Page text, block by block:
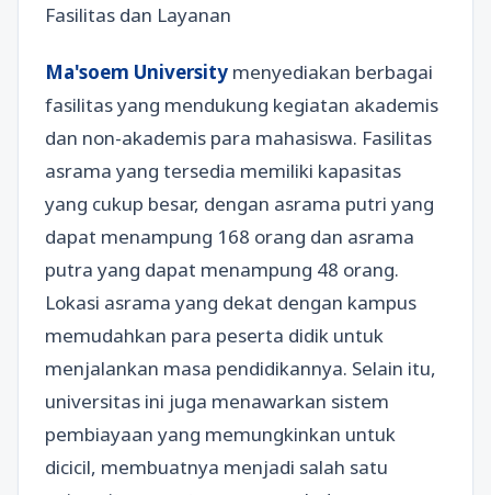
Fasilitas dan Layanan
Ma'soem University menyediakan berbagai
fasilitas yang mendukung kegiatan akademis
dan non-akademis para mahasiswa. Fasilitas
asrama yang tersedia memiliki kapasitas
yang cukup besar, dengan asrama putri yang
dapat menampung 168 orang dan asrama
putra yang dapat menampung 48 orang.
Lokasi asrama yang dekat dengan kampus
memudahkan para peserta didik untuk
menjalankan masa pendidikannya. Selain itu,
universitas ini juga menawarkan sistem
pembiayaan yang memungkinkan untuk
dicicil, membuatnya menjadi salah satu